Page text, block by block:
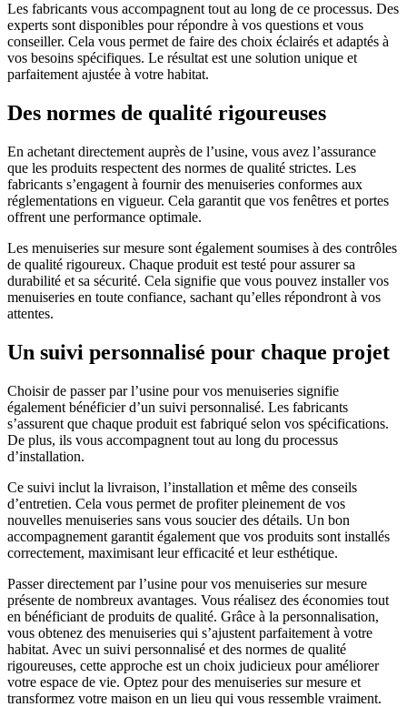
Les fabricants vous accompagnent tout au long de ce processus. Des
experts sont disponibles pour répondre à vos questions et vous
conseiller. Cela vous permet de faire des choix éclairés et adaptés à
vos besoins spécifiques. Le résultat est une solution unique et
parfaitement ajustée à votre habitat.
Des normes de qualité rigoureuses
En achetant directement auprès de l’usine, vous avez l’assurance
que les produits respectent des normes de qualité strictes. Les
fabricants s’engagent à fournir des menuiseries conformes aux
réglementations en vigueur. Cela garantit que vos fenêtres et portes
offrent une performance optimale.
Les menuiseries sur mesure sont également soumises à des contrôles
de qualité rigoureux. Chaque produit est testé pour assurer sa
durabilité et sa sécurité. Cela signifie que vous pouvez installer vos
menuiseries en toute confiance, sachant qu’elles répondront à vos
attentes.
Un suivi personnalisé pour chaque projet
Choisir de passer par l’usine pour vos menuiseries signifie
également bénéficier d’un suivi personnalisé. Les fabricants
s’assurent que chaque produit est fabriqué selon vos spécifications.
De plus, ils vous accompagnent tout au long du processus
d’installation.
Ce suivi inclut la livraison, l’installation et même des conseils
d’entretien. Cela vous permet de profiter pleinement de vos
nouvelles menuiseries sans vous soucier des détails. Un bon
accompagnement garantit également que vos produits sont installés
correctement, maximisant leur efficacité et leur esthétique.
Passer directement par l’usine pour vos menuiseries sur mesure
présente de nombreux avantages. Vous réalisez des économies tout
en bénéficiant de produits de qualité. Grâce à la personnalisation,
vous obtenez des menuiseries qui s’ajustent parfaitement à votre
habitat. Avec un suivi personnalisé et des normes de qualité
rigoureuses, cette approche est un choix judicieux pour améliorer
votre espace de vie. Optez pour des menuiseries sur mesure et
transformez votre maison en un lieu qui vous ressemble vraiment.